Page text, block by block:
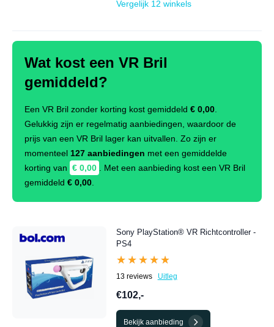
Vergelijk 12 winkels
Wat kost een VR Bril
gemiddeld?
Een VR Bril zonder korting kost gemiddeld € 0,00
Gelukkig zijn er regelmatig aanbiedingen, waardoor de
prijs van een VR Bril lager kan uitvallen. Zo zijn er
momenteel 127 aanbiedingen met een gemiddelde
korting van € 0,00
. Met een aanbieding kost een VR Bril
gemiddeld € 0,00
Sony PlayStation® VR Richtcontroller -
PS4
★★★★★
★★★★★
13 reviews Uitleg
€102,-
Bekijk aanbieding